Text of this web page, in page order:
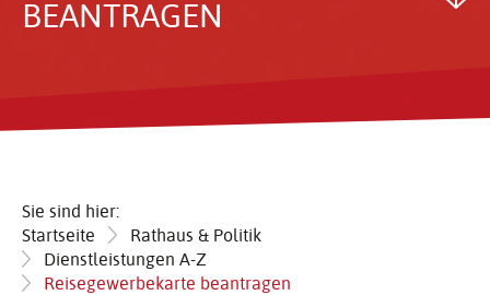
BEAN­TRAGEN
Sie sind hier:
Startseite
Rathaus & Politik
Dienstleistungen A-Z
Reisegewerbekarte beantragen